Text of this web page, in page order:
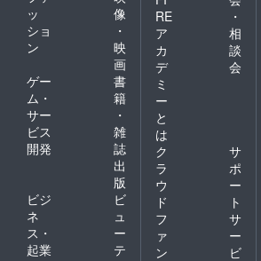
ッ
ショ
ン
像
・
映
画
ゲー
ム・
サー
ビス
開発
書
籍
・
雑
誌
出
版
ビジ
ネ
ス・
起業
ビ
ュ
ー
テ
RE
ア
カ
デ
ミ
ー
と
は
・
相
談
会
ク
ラ
ウ
ド
フ
ァ
ン
サ
ポ
ー
ト
サ
ー
ビ